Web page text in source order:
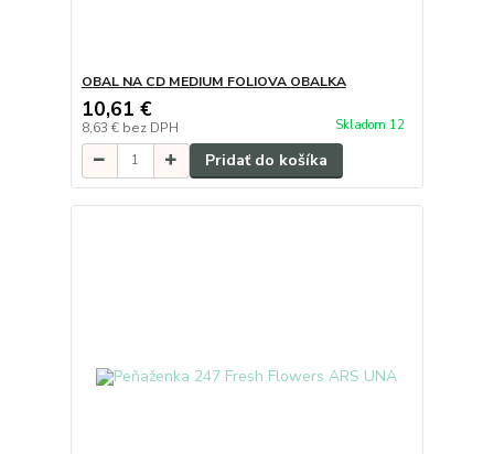
OBAL NA CD MEDIUM FOLIOVA OBALKA
10,61 €
8,63 € bez DPH Skladom 12
Pridať do košíka